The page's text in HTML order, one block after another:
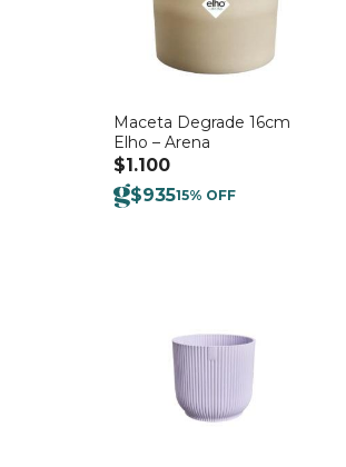
Maceta Degrade 16cm
Elho – Arena
$1.100
$93515% OFF